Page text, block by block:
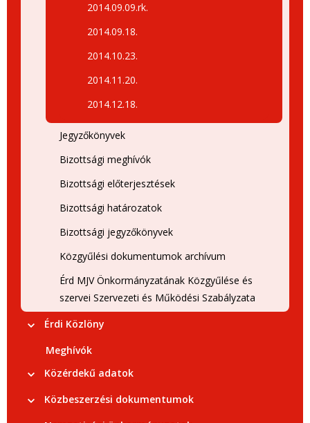
2014.09.09.rk.
2014.09.18.
2014.10.23.
2014.11.20.
2014.12.18.
Jegyzőkönyvek
Bizottsági meghívók
Bizottsági előterjesztések
Bizottsági határozatok
Bizottsági jegyzőkönyvek
Közgyűlési dokumentumok archívum
Érd MJV Önkormányzatának Közgyűlése és
szervei Szervezeti és Működési Szabályzata
Érdi Közlöny
Meghívók
Közérdekű adatok
Közbeszerzési dokumentumok